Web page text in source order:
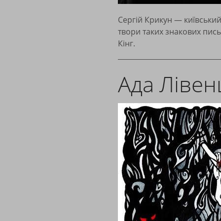
Сергій Крикун —
твори таких знакових
Кінг.
Ада